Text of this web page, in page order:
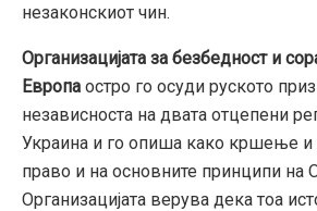
незаконскиот чин.
Организацијата за безбедност и
Европа остро го осуди руското
независноста на двата отцепени
Украина и го опиша како кршење и
право и на основните принципи на
Организацијата верува дека тоа